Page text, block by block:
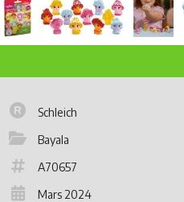
Schleich
Bayala
A70657
Mars 2024